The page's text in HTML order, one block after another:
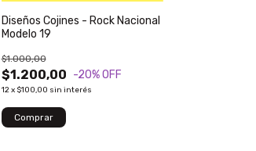
Diseños Cojines - Rock Nacional
Modelo 19
$1.200,00
$1.000,00
-20% OFF
12 x $100,00 sin interés